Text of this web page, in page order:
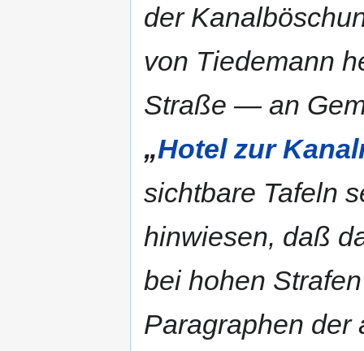
der
von Tiedemann
Straße — an
„Hotel zur
sichtbare Tafeln
hinwiesen, daß
bei hohen
Paragraphen der